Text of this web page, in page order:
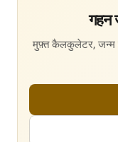
गहन
मुफ़्त कैलकुलेटर, जन्म